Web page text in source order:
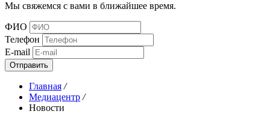
Мы свяжемся с вами в ближайшее время.
ФИО
Телефон
E-mail
Отправить
Главная /
Медиацентр /
Новости